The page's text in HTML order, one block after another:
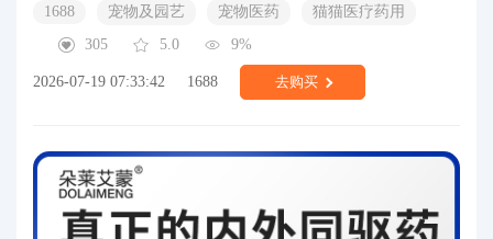
1688 宠物及园艺 宠物医药
猫猫医疗药用
305
5.0 9%
2026-07-19 07:33:42 1688 去购买